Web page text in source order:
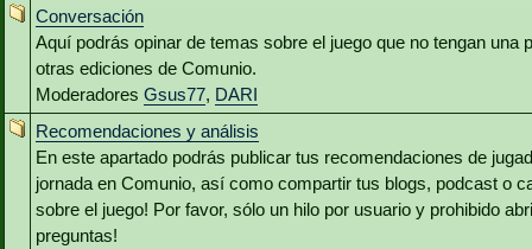
Conversación
Aquí podrás opinar de temas sobre el juego que no tengan una
otras ediciones de Comunio.
Moderadores Gsus77, DARI
Recomendaciones y análisis
En este apartado podrás publicar tus recomendaciones de
jornada en Comunio, así como compartir tus blogs, podcast o
sobre el juego! Por favor, sólo un hilo por usuario y prohibido
preguntas!